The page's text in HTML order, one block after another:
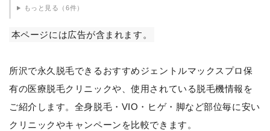
もっと見る（6件）
本ページには広告が含まれます。
所沢で永久脱毛できるおすすめジェントルマックスプロ保
有の医療脱毛クリニックや、使用されている脱毛機情報を
ご紹介します。全身脱毛・VIO・ヒゲ・脚など部位毎に安い
クリニックやキャンペーンを比較できます。